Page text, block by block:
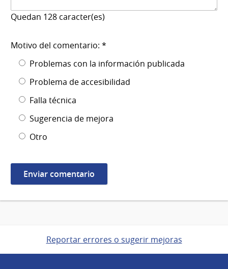
Quedan 128 caracter(es)
Motivo del comentario: *
Problemas con la información publicada
Problema de accesibilidad
Falla técnica
Sugerencia de mejora
Otro
Reportar errores o sugerir mejoras